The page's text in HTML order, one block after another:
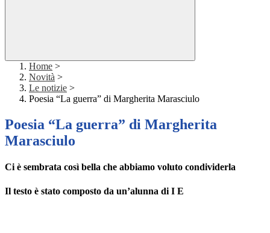
Home >
Novità >
Le notizie >
Poesia “La guerra” di Margherita Marasciulo
Poesia “La guerra” di Margherita
Marasciulo
Ci è sembrata così bella che abbiamo voluto condividerla
Il testo è stato composto da un’alunna di I E